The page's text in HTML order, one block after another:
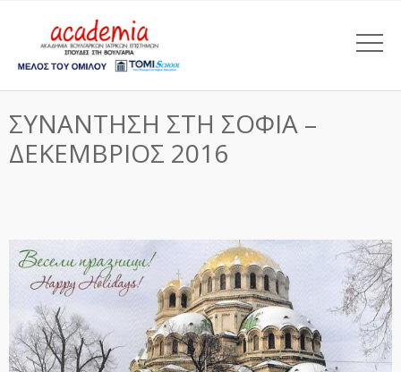
ΣΥΝΑΝΤΗΣΗ ΣΤΗ ΣΟΦΙΑ –
ΔΕΚΕΜΒΡΙΟΣ 2016